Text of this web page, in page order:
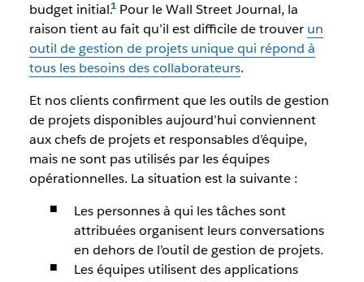
budget initial. Pour le Wall Street Journal, la
raison tient au fait qu’il est difficile de trouver un
outil de gestion de projets unique qui répond à
tous les besoins des collaborateurs.
Et nos clients confirment que les outils de gestion
de projets disponibles aujourd’hui conviennent
aux chefs de projets et responsables d’équipe,
mais ne sont pas utilisés par les équipes
opérationnelles. La situation est la suivante :
Les personnes à qui les tâches sont
attribuées organisent leurs conversations
en dehors de l’outil de gestion de projets.
Les équipes utilisent des applications